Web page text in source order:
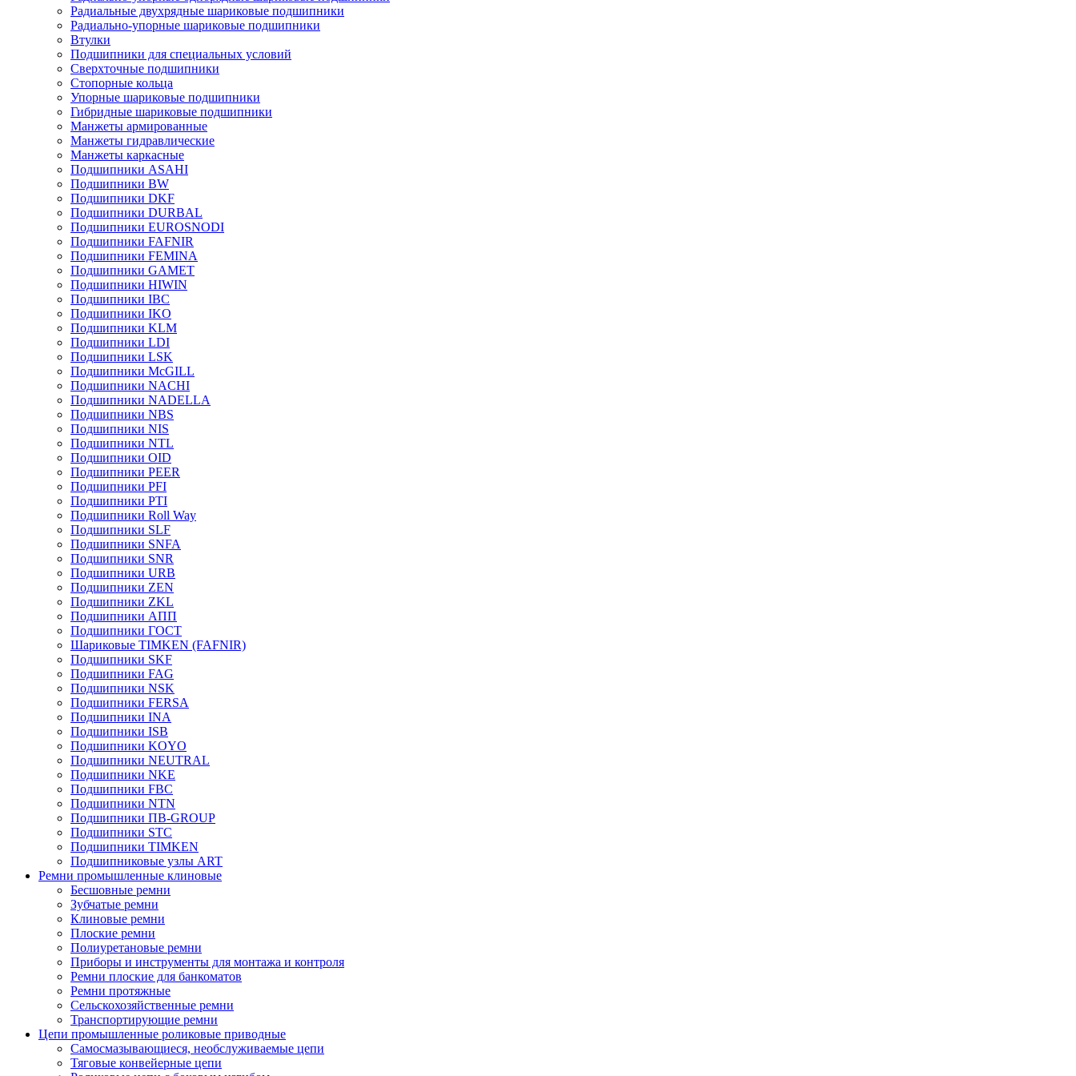
Радиальные двухрядные шариковые подшипники
Радиально-упорные шариковые подшипники
Втулки
Подшипники для специальных условий
Сверхточные подшипники
Стопорные кольца
Упорные шариковые подшипники
Гибридные шариковые подшипники
Манжеты армированные
Манжеты гидравлические
Манжеты каркасные
Подшипники ASAHI
Подшипники BW
Подшипники DKF
Подшипники DURBAL
Подшипники EUROSNODI
Подшипники FAFNIR
Подшипники FEMINA
Подшипники GAMET
Подшипники HIWIN
Подшипники IBC
Подшипники IKO
Подшипники KLM
Подшипники LDI
Подшипники LSK
Подшипники McGILL
Подшипники NACHI
Подшипники NADELLA
Подшипники NBS
Подшипники NIS
Подшипники NTL
Подшипники OID
Подшипники PEER
Подшипники PFI
Подшипники PTI
Подшипники Roll Way
Подшипники SLF
Подшипники SNFA
Подшипники SNR
Подшипники URB
Подшипники ZEN
Подшипники ZKL
Подшипники АПП
Подшипники ГОСТ
Шариковые ТІMKEN (FAFNIR)
Подшипники SKF
Подшипники FAG
Подшипники NSK
Подшипники FERSA
Подшипники INA
Подшипники ISB
Подшипники KOYO
Подшипники NEUTRAL
Подшипники NKE
Подшипники FBC
Подшипники NTN
Подшипники ПВ-GROUP
Подшипники STC
Подшипники TIMKEN
Подшипниковые узлы ART
Ремни промышленные клиновые
Бесшовные ремни
Зубчатые ремни
Клиновые ремни
Плоские ремни
Полиуретановые ремни
Приборы и инструменты для монтажа и контроля
Ремни плоские для банкоматов
Ремни протяжные
Сельскохозяйственные ремни
Транспортирующие ремни
Цепи промышленные роликовые приводные
Самосмазывающиеся, необслуживаемые цепи
Тяговые конвейерные цепи